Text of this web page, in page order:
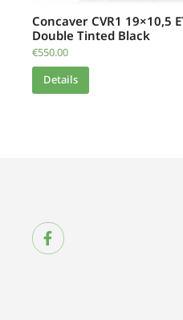
Concaver CVR1 19×10,5
Double Tinted Black
€550.00
Details